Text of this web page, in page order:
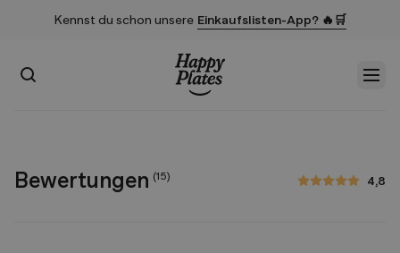
Kennst du schon unsere Einkaufslisten-App? 🔥🛒
Suchen
Bewertungen (15) 4,8
4,8 von 5 Sternen